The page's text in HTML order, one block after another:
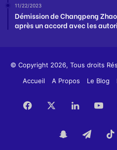
11/22/2023
Démission de Changpeng
après un accord avec les
© Copyright 2026, Tous droits
Accueil
A Propos Le Blog
Facebook Linkedin
Snapchat